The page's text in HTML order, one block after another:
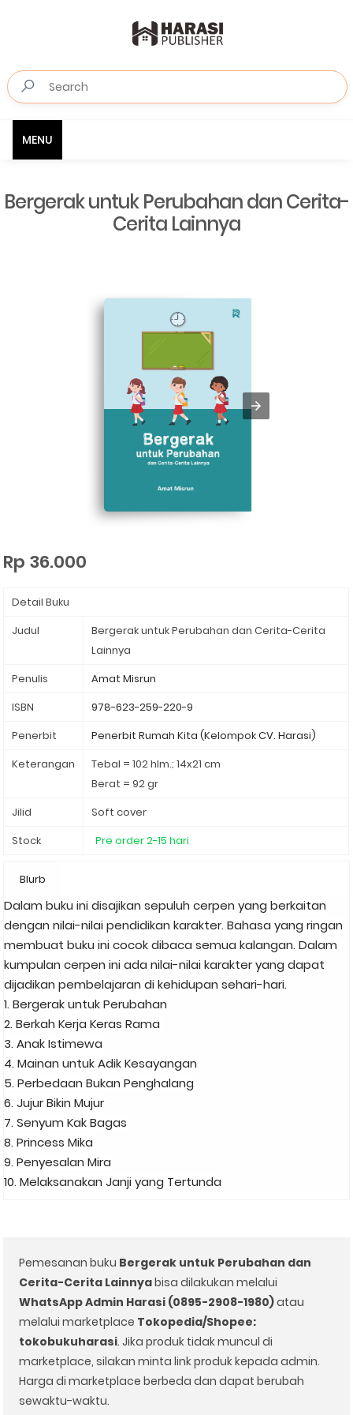
MENU
Bergerak untuk Perubahan dan Cerita-
Cerita Lainnya
Rp 36.000
Detail Buku
Judul
Bergerak untuk Perubahan dan Cerita-Cerita
Lainnya
Penulis
Amat Misrun
ISBN
978-623-259-220-9
Penerbit
Penerbit Rumah Kita (Kelompok CV. Harasi)
Keterangan
Tebal = 102 hlm.; 14x21 cm
Berat = 92 gr
Jilid
Soft cover
Stock
Pre order 2-15 hari
Blurb
Dalam buku ini disajikan sepuluh cerpen yang berkaitan
dengan nilai-nilai pendidikan karakter. Bahasa yang ringan
membuat buku ini cocok dibaca semua kalangan. Dalam
kumpulan cerpen ini ada nilai-nilai karakter yang dapat
dijadikan pembelajaran di kehidupan sehari-hari.
1. Bergerak untuk Perubahan
2. Berkah Kerja Keras Rama
3. Anak Istimewa
4. Mainan untuk Adik Kesayangan
5. Perbedaan Bukan Penghalang
6. Jujur Bikin Mujur
7. Senyum Kak Bagas
8. Princess Mika
9. Penyesalan Mira
10. Melaksanakan Janji yang Tertunda
Pemesanan buku Bergerak untuk Perubahan dan
Cerita-Cerita Lainnyabisa dilakukan melalui
WhatsApp Admin Harasi (0895-2908-1980)atau
melalui marketplace Tokopedia/Shopee:
tokobukuharasi. Jika produk tidak muncul di
marketplace, silakan minta link produk kepada admin.
Harga di marketplace berbeda dan dapat berubah
sewaktu-waktu.